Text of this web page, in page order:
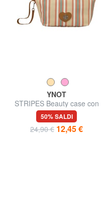
YNOT
STRIPES Beauty case con
polsierina
50% SALDI
24,90 € 12,45 €